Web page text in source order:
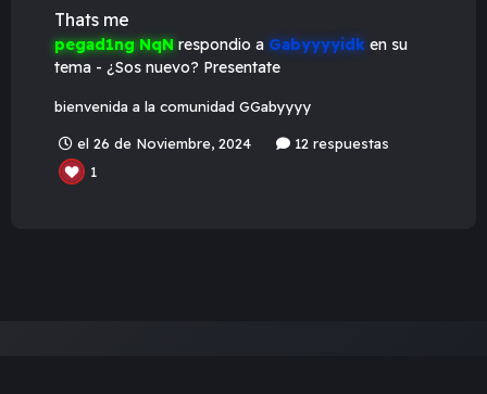
Thats me
pegad1ng NqN respondio a Gabyyyyidk en su
tema - ¿Sos nuevo? Presentate
bienvenida a la comunidad GGabyyyy
el 26 de Noviembre, 2024
12 respuestas
1